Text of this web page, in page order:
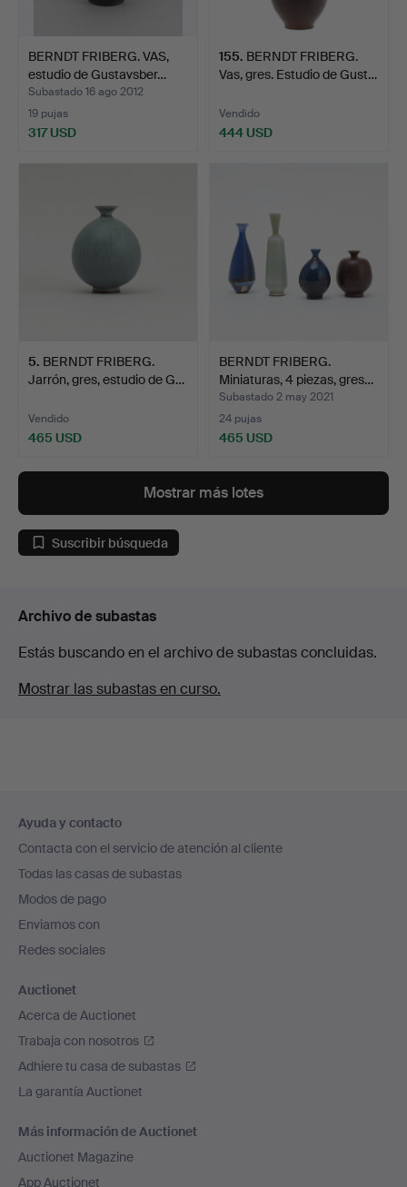
BERNDT FRIBERG. VAS,
estudio de Gustavsber…
Subastado 16 ago 2012
19 pujas
317 USD
155. BERNDT FRIBERG.
Vas, gres. Estudio de Gust…
Vendido
444 USD
5. BERNDT FRIBERG.
Jarrón, gres, estudio de G…
Vendido
465 USD
BERNDT FRIBERG.
Miniaturas, 4 piezas, gres…
Subastado 2 may 2021
24 pujas
465 USD
Mostrar más lotes
Suscribir búsqueda
Archivo de subastas
Estás buscando en el archivo de subastas concluidas.
Mostrar las subastas en curso.
en
el
pie
de
página
Ayuda y contacto
Contacta con el servicio de atención al cliente
Todas las casas de subastas
Modos de pago
Enviamos con
Redes sociales
Auctionet
Acerca de Auctionet
Trabaja con nosotros
Adhiere tu casa de subastas
La garantía Auctionet
Más información de Auctionet
Auctionet Magazine
App Auctionet